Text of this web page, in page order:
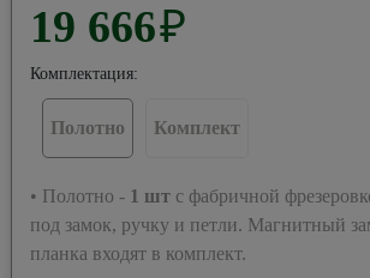
19 666₽
Комплектация:
Полотно Комплект
• Полотно - 1 шт с фабричной
под замок, ручку и петли. Магнитный
планка входят в комплект.